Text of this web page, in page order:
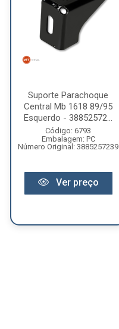
Suporte Parachoque
Central Mb 1618 89/95
Esquerdo - 38852572...
Código: 6793
Embalagem: PC
Número Original: 3885257239
Ver preço